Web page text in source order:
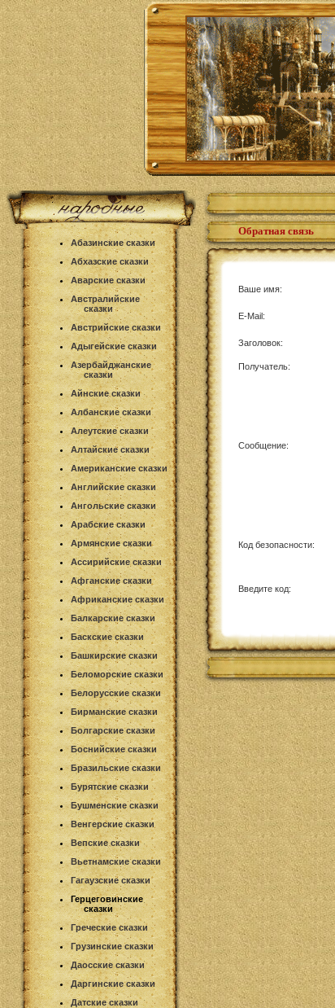
Абазинские сказки
Абхазские сказки
Аварские сказки
Австралийские
сказки
Австрийские сказки
Адыгейские сказки
Азербайджанские
сказки
Айнские сказки
Албанские сказки
Алеутские сказки
Алтайские сказки
Американские сказки
Английские сказки
Ангольские сказки
Арабские сказки
Армянские сказки
Ассирийские сказки
Афганские сказки
Африканские сказки
Балкарские сказки
Баскские сказки
Башкирские сказки
Беломорские сказки
Белорусские сказки
Бирманские сказки
Болгарские сказки
Боснийские сказки
Бразильские сказки
Бурятские сказки
Бушменские сказки
Венгерские сказки
Вепские сказки
Вьетнамские сказки
Гагаузские сказки
Герцеговинские
сказки
Греческие сказки
Грузинские сказки
Даосские сказки
Даргинские сказки
Датские сказки
Обратная связь
Ваше имя:
E-Mail:
Заголовок:
Получатель:
Сообщение:
Код безопасности:
Введите код: